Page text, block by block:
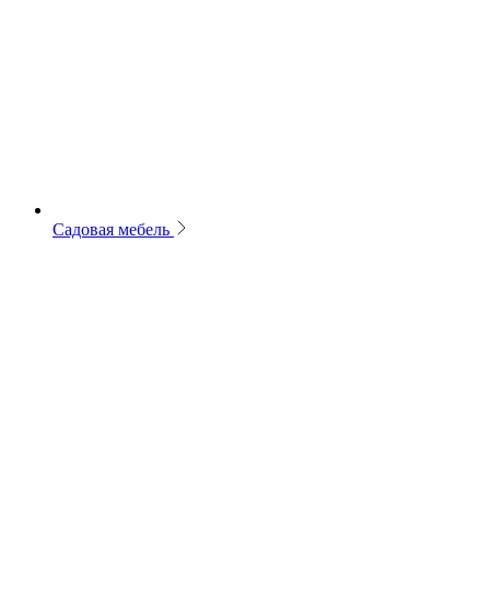
Садовая мебель